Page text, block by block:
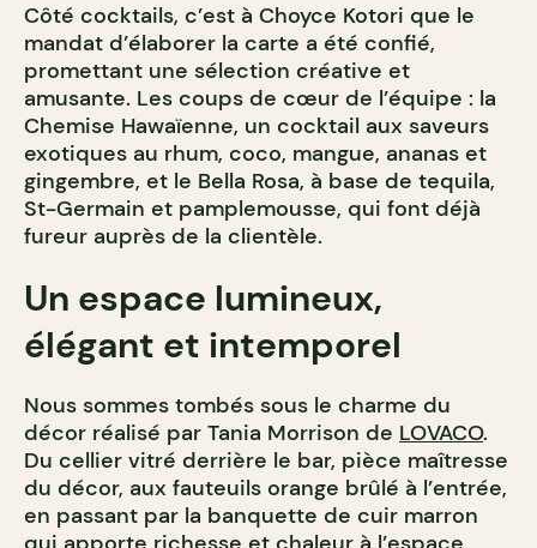
Côté cocktails, c’est à Choyce Kotori que le
mandat d’élaborer la carte a été confié,
promettant une sélection créative et
amusante. Les coups de cœur de l’équipe : la
Chemise Hawaïenne, un cocktail aux saveurs
exotiques au rhum, coco, mangue, ananas et
gingembre, et le Bella Rosa, à base de tequila,
St-Germain et pamplemousse, qui font déjà
fureur auprès de la clientèle.
Un espace lumineux,
élégant et intemporel
Nous sommes tombés sous le charme du
décor réalisé par Tania Morrison de LOVACO.
Du cellier vitré derrière le bar, pièce maîtresse
du décor, aux fauteuils orange brûlé à l’entrée,
en passant par la banquette de cuir marron